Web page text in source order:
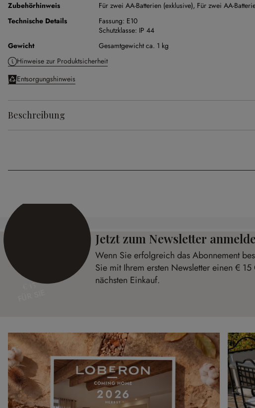
Zubehörhinweis
Für zwei AA-Batterien (exklusive), Für zwei AA-
Technische Details
Fassung: E10
Schutzklasse: IP 44
Gewicht
Gesamtgewicht ca. 1 kg
Hinweise zur Produktsicherheit
Entsorgungshinweis
Beschreibung
€ 15
Jetzt zum Newsletter
Wenn Sie erfolgreich das Abonnement
Sie mit Ihrem ersten Newsletter einen €
nächsten Einkauf.